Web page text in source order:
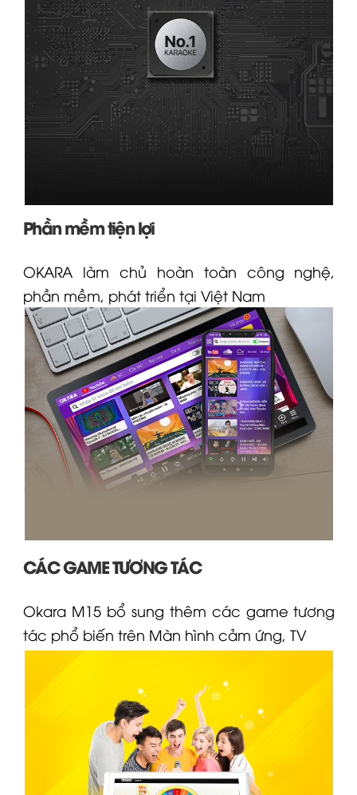
Phần mềm tiện lợi
OKARA làm chủ hoàn toàn công nghệ,
phần mềm, phát triển tại Việt Nam
CÁC GAME TƯƠNG TÁC
Okara M15bổ sung thêm các game tương
tác phổ biến trên Màn hình cảm ứng, TV